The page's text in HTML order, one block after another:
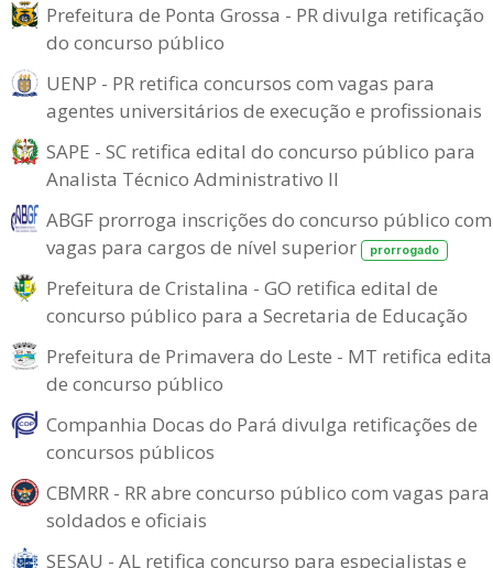
Prefeitura de Ponta Grossa - PR divulga retificação
do concurso público
UENP - PR retifica concursos com vagas para
agentes universitários de execução e profissionais
SAPE - SC retifica edital do concurso público para
Analista Técnico Administrativo II
ABGF prorroga inscrições do concurso público com
vagas para cargos de nível superior
prorrogado
Prefeitura de Cristalina - GO retifica edital de
concurso público para a Secretaria de Educação
Prefeitura de Primavera do Leste - MT retifica
de concurso público
Companhia Docas do Pará divulga retificações de
concursos públicos
CBMRR - RR abre concurso público com vagas para
soldados e oficiais
SESAU - AL retifica concurso para especialistas e